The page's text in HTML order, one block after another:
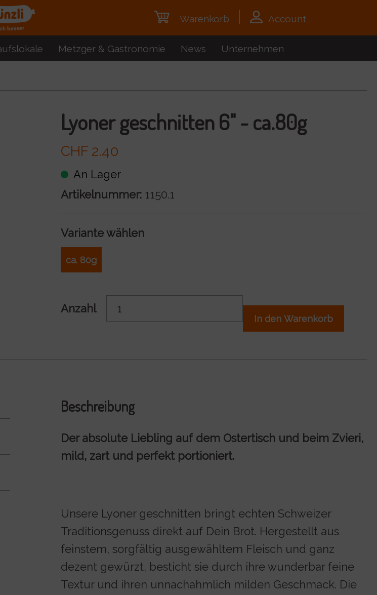
Warenkorb Account
Metzger & Gastronomie News Unternehmen
Lyoner geschnitten 6" - ca.80g
CHF 2.40
An Lager
Artikelnummer: 1150.1
Variante wählen
ca. 80g
Anzahl
In den Warenkorb
Beschreibung
Der absolute Liebling auf dem Ostertisch und beim Zvieri,
mild, zart und perfekt portioniert.
Unsere Lyoner geschnitten bringt echten Schweizer
Traditionsgenuss direkt auf Dein Brot. Hergestellt aus
feinstem, sorgfältig ausgewähltem Fleisch und ganz
dezent gewürzt, besticht sie durch ihre wunderbar feine
Textur und ihren unnachahmlich milden Geschmack. Die